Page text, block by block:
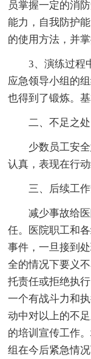
员掌握一定的消
能力，自我防护
的使用方法，并
3、演练过程
应急领导小组的
也得到了锻炼。
二、不足之处
少数员工安
认真，表现在行
三、后续工
减少事故给
任。医院职工和
事件，一旦接到
全的情况下要义
托责任或拒绝执
一个有战斗力和
动中对以上的不
的培训宣传工作
组在今后紧急情